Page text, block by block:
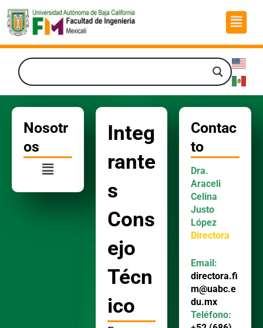
al
contenido
Menú
Nosotr
os
Menú
Integ
rante
s
Cons
ejo
Técn
ico
Contac
to
Dra.
Araceli
Celina
Justo
López
Directora
Email:
directora.fi
m@uabc.e
du.mx
Teléfono: